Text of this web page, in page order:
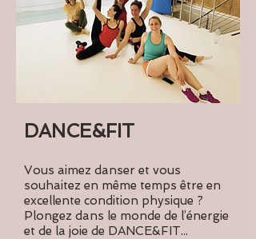
DANCE&FIT
Vous aimez danser et vous
souhaitez en même temps être en
excellente condition physique ?
Plongez dans le monde de l’énergie
et de la joie de DANCE&FIT...